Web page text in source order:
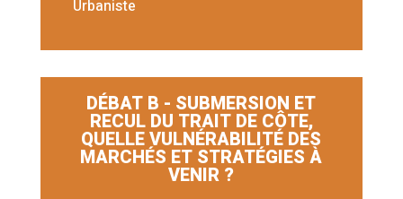
Urbaniste
DÉBAT B - SUBMERSION ET
RECUL DU TRAIT DE CÔTE,
QUELLE VULNÉRABILITÉ DES
MARCHÉS ET STRATÉGIES À
VENIR ?